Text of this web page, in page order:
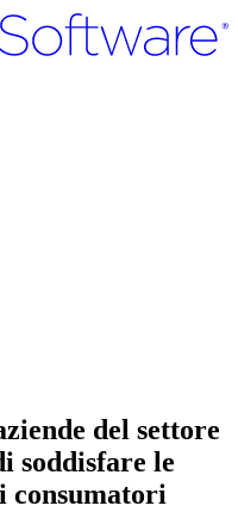
del settore
soddisfare le
consumatori